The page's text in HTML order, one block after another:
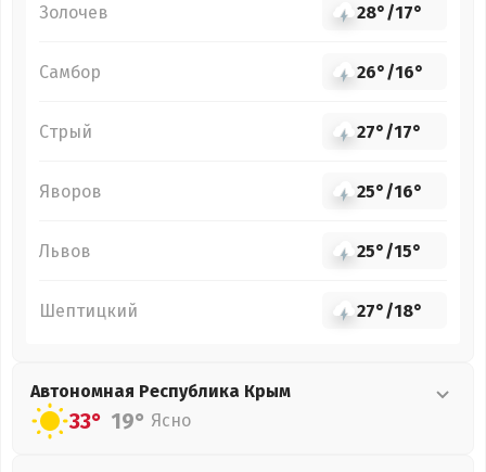
Золочев 28°/17°
Самбор 26°/16°
Стрый 27°/17°
Яворов 25°/16°
Львов 25°/15°
Шептицкий 27°/18°
Автономная Республика Крым
33° 19° Ясно